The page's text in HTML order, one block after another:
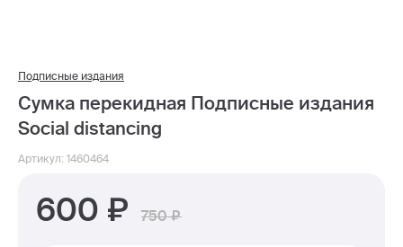
Подписные издания
Сумка перекидная Подписные издания
Social distancing
Артикул: 1460464
600 750